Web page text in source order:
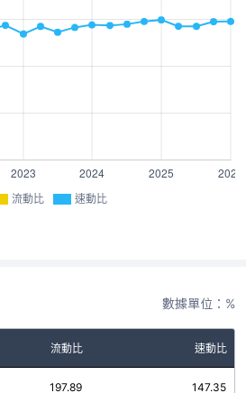
流動比 速動比
數據單位：%
流動比 速動比
197.89 147.35